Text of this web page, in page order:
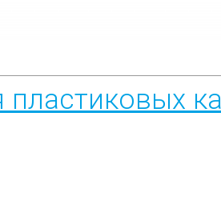
пластиковых